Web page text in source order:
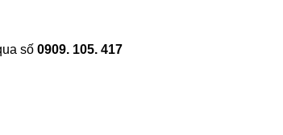
số0909. 105. 417